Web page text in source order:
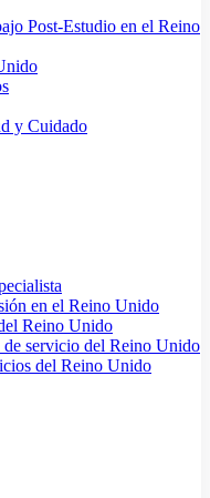
Post-Estudio en el Reino
y Cuidado
en el Reino Unido
Reino Unido
servicio del Reino Unido
del Reino Unido